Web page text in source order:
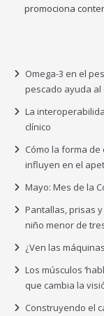
promociona
Omega-3 en el
pescado ayuda al
La
clínico
Cómo la forma
influyen en el
Mayo: Mes de la
Pantallas, prisas
niño menor de
¿Ven las
Los músculos
que cambia la
Construyendo el